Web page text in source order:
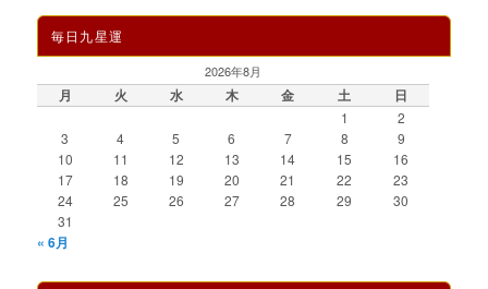
毎日九星運
2026年8月
月 火 水 木 金 土 日
1
2
3
4 5 6 7 8
9
10
11 12 13 14 15
16
17
18 19 20 21 22
23
24
25 26 27 28 29
30
31
« 6月